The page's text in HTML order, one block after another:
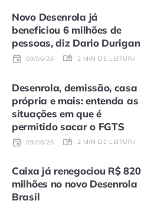
Novo Desenrola já
beneficiou 6 milhões de
pessoas, diz Dario Durigan
09/06/26 2 MIN DE LEITURA
Desenrola, demissão, casa
própria e mais: entenda as
situações em que é
permitido sacar o FGTS
09/06/26 2 MIN DE LEITURA
Caixa já renegociou R$ 820
milhões no novo Desenrola
Brasil